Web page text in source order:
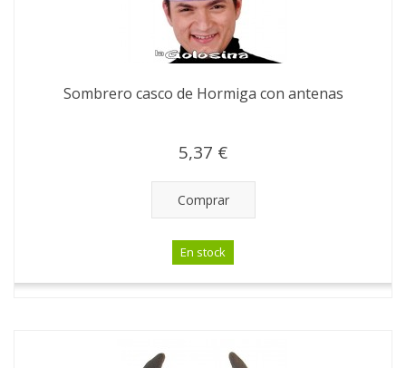
Sombrero casco de Hormiga con antenas
5,37 €
Comprar
En stock